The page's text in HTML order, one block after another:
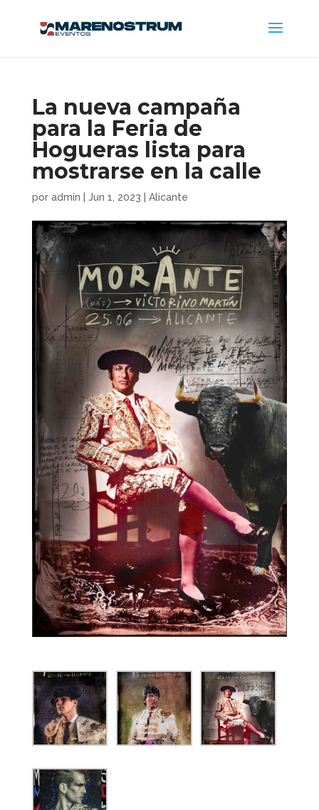
La nueva campaña
para la Feria de
Hogueras lista para
mostrarse en la calle
por admin Jun 1, 2023 Alicante